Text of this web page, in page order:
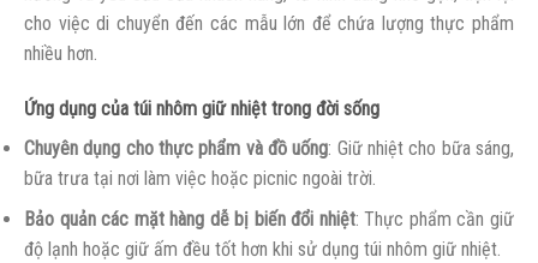
cho việc di chuyển đến các mẫu lớn để chứa lượng thực phẩm
nhiều hơn.
Ứng dụng của túi nhôm giữ nhiệt trong đời sống
Chuyên dụng cho thực phẩm và đồ uống: Giữ nhiệt cho bữa sáng,
bữa trưa tại nơi làm việc hoặc picnic ngoài trời.
Bảo quản các mặt hàng dễ bị biến đổi nhiệt: Thực phẩm cần giữ
độ lạnh hoặc giữ ấm đều tốt hơn khi sử dụng túi nhôm giữ nhiệt.